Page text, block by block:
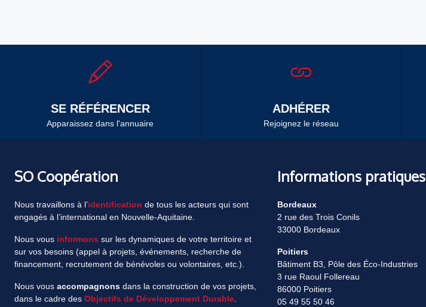
SE RÉFÉRENCER
Apparaissez dans l'annuaire
ADHÉRER
Rejoignez le réseau
SO Coopération
Nous travaillons à l’identification de tous les acteurs qui sont
engagés à l’international en Nouvelle-Aquitaine.
Nous vous informons sur les dynamiques de votre territoire et
sur vos besoins (appel à projets, événements, recherche de
financement, recrutement de bénévoles ou volontaires, etc.).
Nous vous accompagnons dans la construction de vos projets,
dans le cadre des Objectifs de Développement Durable
Informations pratiques
Bordeaux
2 rue des Trois Conils
33000 Bordeaux
Poitiers
Bâtiment B3, Pôle des Éco-Industries
3 rue Raoul Follereau
86000 Poitiers
05 49 55 50 46